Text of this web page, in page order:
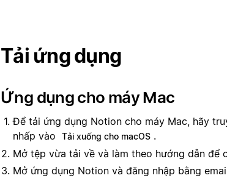
Tải ứng dụng
Ứng dụng cho máy Mac
Để tải ứng dụng Notion cho máy Mac, hãy
nhấp vào
Tải xuống cho macOS .
Mở tệp vừa tải về và làm theo hướng dẫn để
Mở ứng dụng Notion và đăng nhập bằng